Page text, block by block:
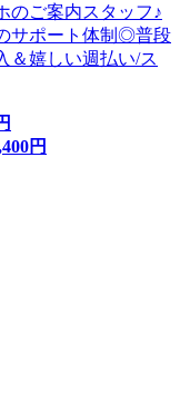
ご案内スタッフ♪
サポート体制◎普段
＆嬉しい週払い/ス
円